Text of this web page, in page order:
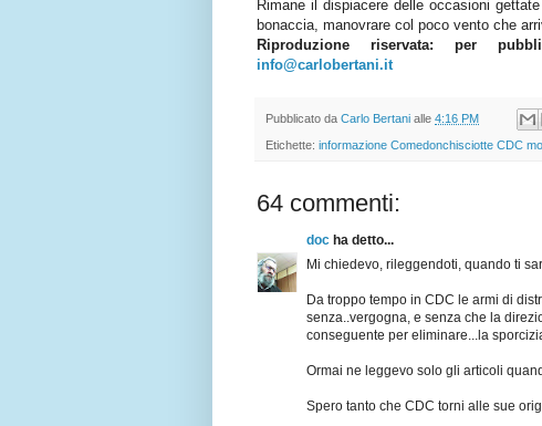
Rimane il dispiacere delle occasioni
bonaccia, manovrare col poco vento che
Riproduzione riservata: per
info@carlobertani.it
Pubblicato da Carlo Bertani alle 4:16 PM
Etichette: informazione Comedonchisciotte CDC
64 commenti:
doc ha detto...
Mi chiedevo, rileggendoti, quando ti
Da troppo tempo in CDC le armi di
senza..vergogna, e senza che la
conseguente per eliminare...la
Ormai ne leggevo solo gli articoli
Spero tanto che CDC torni alle sue